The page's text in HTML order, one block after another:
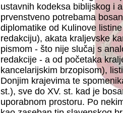
ustavnih kodeksa biblijskog i
prvenstveno potrebama
diplomatike od Kulinove
redakciju), akata kraljevske
pismom - što nije slučaj s
redakcije - a od početaka
kancelarijskim brzopisom),
Donjim krajevima te
st.), sve do XV. st. kad je
uporabnom prostoru. Po